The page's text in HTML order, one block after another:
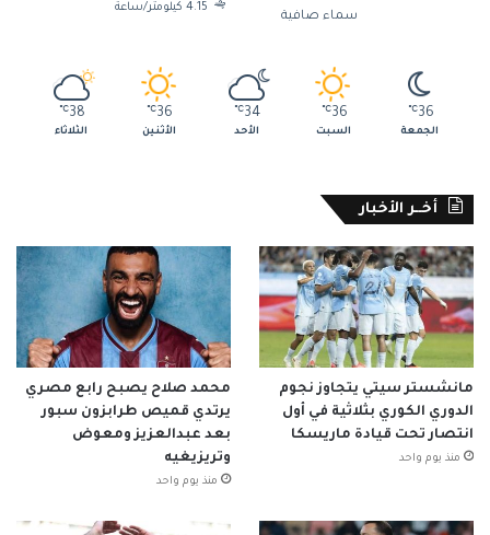
سماء صافية
4.15 كيلومتر/ساعة
36
℃
الجمعة
36
℃
السبت
34
℃
الأحد
36
℃
الأثنين
38
℃
الثلاثاء
أخــر الأخبار
مانشستر سيتي يتجاوز نجوم
الدوري الكوري بثلاثية في أول
انتصار تحت قيادة ماريسكا
منذ يوم واحد
محمد صلاح يصبح رابع مصري
يرتدي قميص طرابزون سبور
بعد عبدالعزيز ومعوض
وتريزيغيه
منذ يوم واحد